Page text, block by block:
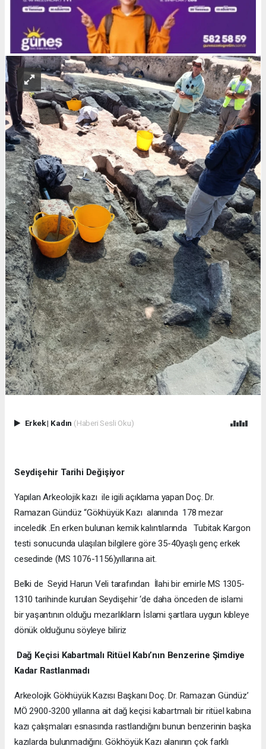
Erkek| Kadın (Haberi Sesli Oku)
Seydişehir Tarihi Değişiyor
Yapılan Arkeolojik kazı ile igili açıklama yapan Doç. Dr.
Ramazan Gündüz “Gökhüyük Kazı alanında 178 mezar
inceledik .En erken bulunan kemik kalıntılarında Tubitak Kargon
testi sonucunda ulaşılan bilgilere göre 35-40yaşlı genç erkek
cesedinde (MS 1076-1156)yıllarına ait.
Belki de Seyid Harun Veli tarafından İlahi bir emirle MS 1305-
1310 tarihinde kurulan Seydişehir ‘de daha önceden de islami
bir yaşantının olduğu mezarlıkların İslami şartlara uygun kıbleye
dönük olduğunu söyleye biliriz
Dağ Keçisi Kabartmalı Ritüel Kabı’nın Benzerine Şimdiye
Kadar Rastlanmadı
Arkeolojik Gökhüyük Kazısı Başkanı Doç. Dr. Ramazan Gündüz’
MÖ 2900-3200 yıllarına ait dağ keçisi kabartmalı bir ritüel kabına
kazı çalışmaları esnasında rastlandığını bunun benzerinin başka
kazılarda bulunmadığını. Gökhöyük Kazı alanının çok farklı